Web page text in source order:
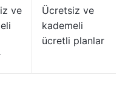
ve
Ücretsiz ve
kademeli
ücretli planlar